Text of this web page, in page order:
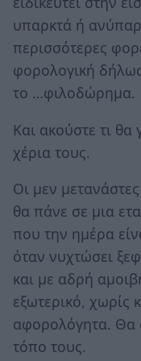
υπαρκτά ή
περισσότερες
φορολογική
το …φιλοδώρημα.
Και ακούστε τι θα
χέρια τους.
Οι μεν
θα πάνε σε μια
που την ημέρα
όταν νυχτώσει
και με αδρή
εξωτερικό, χωρίς
αφορολόγητα. Θα
τόπο τους.